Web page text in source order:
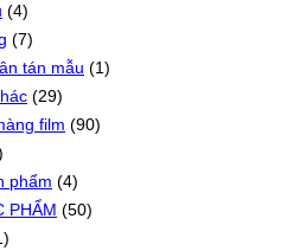
(4)
(7)
tán mẫu (1)
(29)
film (90)
phẩm (4)
PHẨM (50)